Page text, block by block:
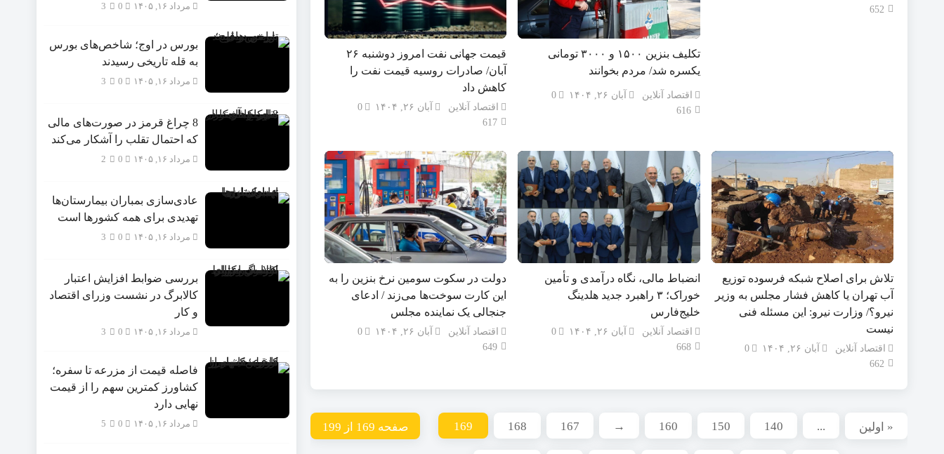
652
تکلیف بنزین ۱۵۰۰ و ۳۰۰۰ تومانی
یکسره شد/ مردم بخوانند
اقتصاد آنلاین آبان ۲۶, ۱۴۰۴
0
616
قیمت جهانی نفت امروز دوشنبه ۲۶
آبان/ صادرات روسیه قیمت نفت را
کاهش داد
اقتصاد آنلاین آبان ۲۶, ۱۴۰۴
0
617
تلاش برای اصلاح شبکه فرسوده توزیع
آب تهران یا کاهش فشار مجلس به وزیر
نیرو؟/ وزارت نیرو: این مسئله فنی
نیست
اقتصاد آنلاین آبان ۲۶, ۱۴۰۴
0
662
انضباط مالی، نگاه درآمدی و تأمین
خوراک؛ ۳ راهبرد جدید هلدینگ
خلیج‌فارس
اقتصاد آنلاین آبان ۲۶, ۱۴۰۴
0
668
دولت در سکوت سومین نرخ بنزین را به
این کارت سوخت‌ها می‌زند / ادعای
جنجالی یک نماینده مجلس
اقتصاد آنلاین آبان ۲۶, ۱۴۰۴
0
649
صفحه 169 از 199 « اولین ...
140
150
160
→
167
168
169
مرداد ۱۶, ۱۴۰۵ 3
بورس در اوج؛ شاخص‌های بورس
به قله تاریخی رسیدند
مرداد ۱۶, ۱۴۰۵ 3
8 چراغ قرمز در صورت‌های مالی
که احتمال تقلب را آشکار می‌کند
مرداد ۱۶, ۱۴۰۵ 2
عادی‌سازی بمباران بیمارستان‌ها
تهدیدی برای همه کشورها است
مرداد ۱۶, ۱۴۰۵ 3
بررسی ضوابط افزایش اعتبار
کالابرگ در نشست وزرای اقتصاد
و کار
مرداد ۱۶, ۱۴۰۵ 3
فاصله قیمت از مزرعه تا سفره؛
کشاورز کمترین سهم را از قیمت
نهایی دارد
مرداد ۱۶, ۱۴۰۵ 5